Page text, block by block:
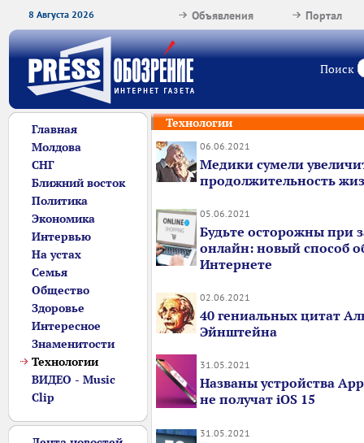
8 Августа 2026 Портал
Объявления
Поиск
Главная
Молдова
СНГ
Ближний восток
Политика
Экономика
Интервью
На устах
Семья
Общество
Здоровье
Интересное
Знаменитости
Технологии
ВИДЕО - Music
Clip
Технологии
06.06.2021
Медики сумели
продолжительность
05.06.2021
Будьте осторожны при
онлайн: новый способ
Интернете
02.06.2021
40 гениальных цитат
Эйнштейна
31.05.2021
Названы устройства
не получат iOS 15
31.05.2021